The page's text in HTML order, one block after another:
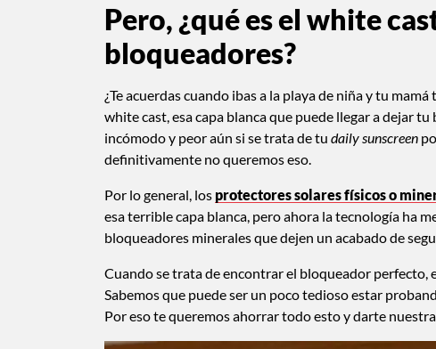
Pero, ¿qué es el white
bloqueadores?
¿Te acuerdas cuando ibas a la playa de niña y tu
white cast, esa capa blanca que puede llegar a dejar
incómodo y peor aún si se trata de tu daily sunscreen
definitivamente no queremos eso.
Por lo general, los protectores solares físicos o
esa terrible capa blanca, pero ahora la tecnología ha
bloqueadores minerales que dejen un acabado de
Cuando se trata de encontrar el bloqueador perfecto,
Sabemos que puede ser un poco tedioso estar
Por eso te queremos ahorrar todo esto y darte